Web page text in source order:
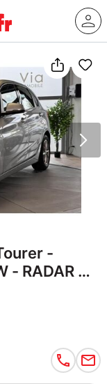
-
RADAR DE